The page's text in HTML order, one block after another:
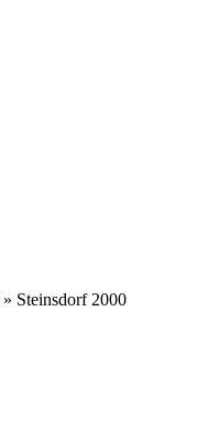
» Steinsdorf 2000